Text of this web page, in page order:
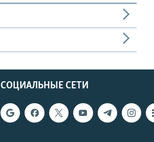
СОЦИАЛЬНЫЕ СЕТИ